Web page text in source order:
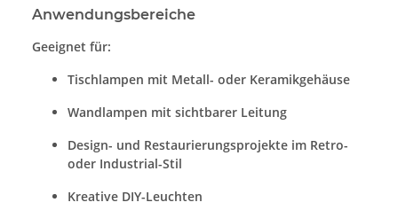
Anwendungsbereiche
Geeignet für:
Tischlampen mit Metall- oder Keramikgehäuse
Wandlampen mit sichtbarer Leitung
Design- und Restaurierungsprojekte im Retro-
oder Industrial-Stil
Kreative DIY-Leuchten